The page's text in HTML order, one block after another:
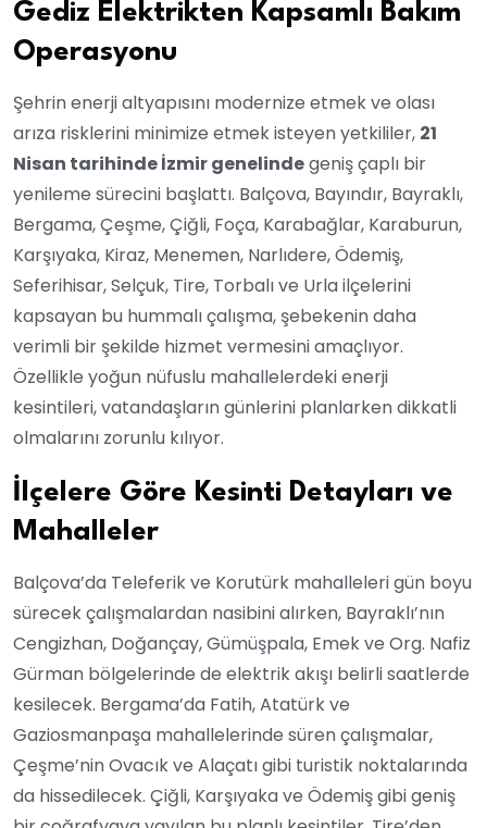
Gediz Elektrikten Kapsamlı Bakım
Operasyonu
Şehrin enerji altyapısını modernize etmek ve olası
arıza risklerini minimize etmek isteyen yetkililer, 21
Nisan tarihinde İzmir genelindegeniş çaplı bir
yenileme sürecini başlattı. Balçova, Bayındır, Bayraklı,
Bergama, Çeşme, Çiğli, Foça, Karabağlar, Karaburun,
Karşıyaka, Kiraz, Menemen, Narlıdere, Ödemiş,
Seferihisar, Selçuk, Tire, Torbalı ve Urla ilçelerini
kapsayan bu hummalı çalışma, şebekenin daha
verimli bir şekilde hizmet vermesini amaçlıyor.
Özellikle yoğun nüfuslu mahallelerdeki enerji
kesintileri, vatandaşların günlerini planlarken dikkatli
olmalarını zorunlu kılıyor.
İlçelere Göre Kesinti Detayları ve
Mahalleler
Balçova’da Teleferik ve Korutürk mahalleleri gün boyu
sürecek çalışmalardan nasibini alırken, Bayraklı’nın
Cengizhan, Doğançay, Gümüşpala, Emek ve Org. Nafiz
Gürman bölgelerinde de elektrik akışı belirli saatlerde
kesilecek. Bergama’da Fatih, Atatürk ve
Gaziosmanpaşa mahallelerinde süren çalışmalar,
Çeşme’nin Ovacık ve Alaçatı gibi turistik noktalarında
da hissedilecek. Çiğli, Karşıyaka ve Ödemiş gibi geniş